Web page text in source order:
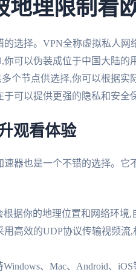
地理限制看
选择。VPN全称虚拟私人网
可以伪装成位于中国大陆
个节点供选择,你可以根据实
可以提供更强的隐私和安全
观看体验
器也是一个不错的选择。它
据你的地理位置和网络环境,
高效的UDP协议传输视频流
、Mac、Android、